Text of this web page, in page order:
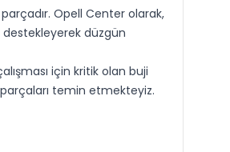
Opell Center olarak,
düzgün
için kritik olan buji
parçaları temin etmekteyiz.